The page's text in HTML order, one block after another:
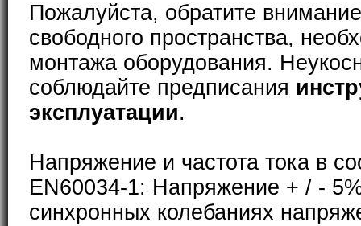
Пожалуйста, обратите
свободного пространства,
монтажа оборудования.
соблюдайте предписания
эксплуатации.
Напряжение и частота тока в
EN60034-1: Напряжение + / -
синхронных колебаниях